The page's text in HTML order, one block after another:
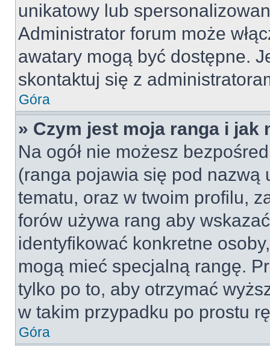
unikatowy lub
Administrator forum może
awatary mogą być dostępne.
skontaktuj się z
Góra
» Czym jest moja ranga i jak
Na ogół nie możesz
(ranga pojawia się pod
tematu, oraz w twoim profilu,
forów używa rang aby
identyfikować konkretne
mogą mieć specjalną rangę.
tylko po to, aby otrzymać
w takim przypadku po prostu
Góra